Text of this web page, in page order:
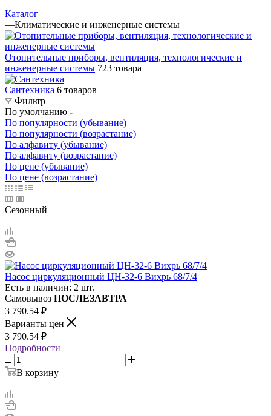
—
Каталог
—Климатические и инженерные системы
Отопительные приборы, вентиляция, технологические и
инженерные системы 723 товара
Сантехника 6 товаров
Фильтр
По умолчанию
По популярности (убывание)
По популярности (возрастание)
По алфавиту (убывание)
По алфавиту (возрастание)
По цене (убывание)
По цене (возрастание)
Сезонный
Насос циркуляционный ЦН-32-6 Вихрь 68/7/4
Есть в наличии: 2 шт.
Самовывоз ПОСЛЕЗАВТРА
3 790.54 ₽
Варианты цен
3 790.54 ₽
Подробности
В корзину